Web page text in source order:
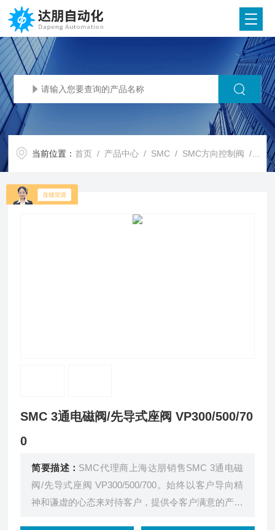
当前位置：首页 / 产品中心 / SMC / SMC方向控制阀 / SMC代理SMC 3通电磁阀/先导式座阀 VP300/500/700
SMC 3通电磁阀/先导式座阀 VP300/500/70
0
简要描述： SMC代理商上海达朋销售SMC 3通电磁
阀/先导式座阀 VP300/500/700。始终以客户导向精
神和谦虚的心态来对待客户，提供令客户满意的产品